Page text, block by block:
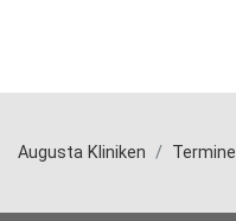
Augusta Kliniken